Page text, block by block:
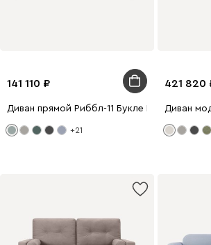
141 110
Диван прямой Риббл-11 Букле Мятный
+21
421 820
Диван